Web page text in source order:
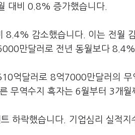
대비 0.8% 증가했습니다.
8.4% 감소했습니다. 이는 전월
만달러로 전년 동월보다 8.4%
억달러로 8억7000만달러의 무
무역수지 흑자는 6월부터 3개월
하락했습니다. 기업심리 실적지